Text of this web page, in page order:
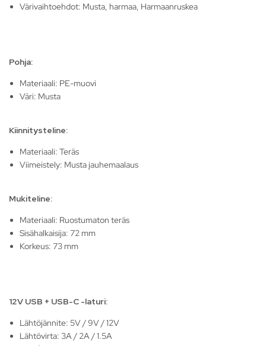
Värivaihtoehdot: Musta, harmaa, Harmaanruskea
Pohja:
Materiaali: PE-muovi
Väri: Musta
Kiinnitysteline:
Materiaali: Teräs
Viimeistely: Musta jauhemaalaus
Mukiteline:
Materiaali: Ruostumaton teräs
Sisähalkaisija: 72 mm
Korkeus: 73 mm
12V USB + USB-C -laturi:
Lähtöjännite: 5V / 9V / 12V
Lähtövirta: 3A / 2A / 1.5A